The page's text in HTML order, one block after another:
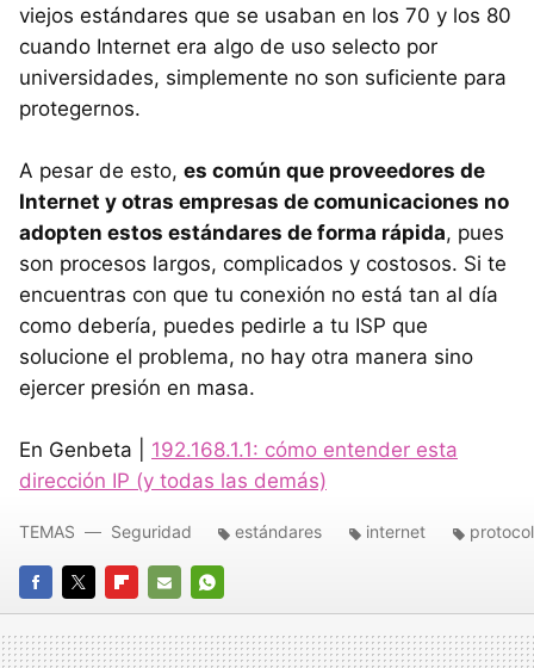
viejos estándares que se usaban en los 70 y los 80
cuando Internet era algo de uso selecto por
universidades, simplemente no son suficiente para
protegernos.
A pesar de esto, es común que proveedores de
Internet y otras empresas de comunicaciones no
adopten estos estándares de forma rápida, pues
son procesos largos, complicados y costosos. Si te
encuentras con que tu conexión no está tan al día
como debería, puedes pedirle a tu ISP que
solucione el problema, no hay otra manera sino
ejercer presión en masa.
En Genbeta | 192.168.1.1: cómo entender esta
dirección IP (y todas las demás)
FACEBOOK
TWITTERFLIPBOARD
E-
MAIL
WHATSAPP
TEMAS Seguridad estándares internet